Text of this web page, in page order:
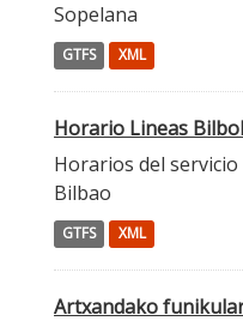
Sopelana
GTFS XML
Horario Lineas
Horarios del
Bilbao
GTFS XML
Artxandako